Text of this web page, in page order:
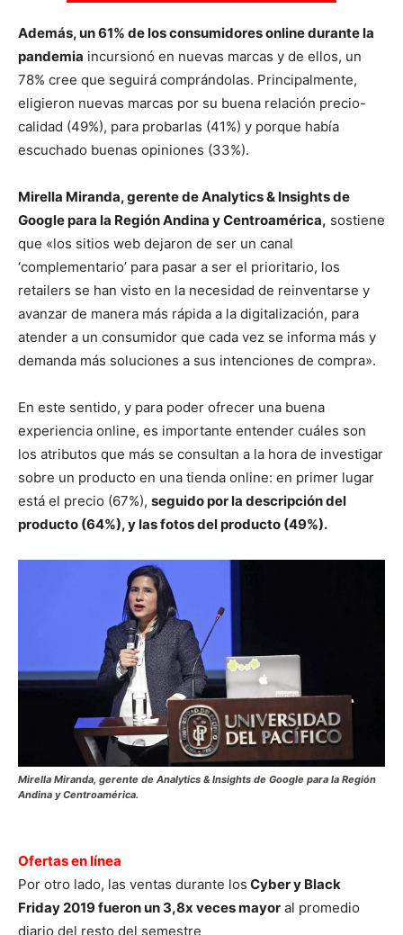
Además, un 61% de los consumidores online durante la
pandemia incursionó en nuevas marcas y de ellos, un
78% cree que seguirá comprándolas. Principalmente,
eligieron nuevas marcas por su buena relación precio-
calidad (49%), para probarlas (41%) y porque había
escuchado buenas opiniones (33%).
Mirella Miranda, gerente de Analytics & Insights de
Google para la Región Andina y Centroamérica, sostiene
que «los sitios web dejaron de ser un canal
‘complementario’ para pasar a ser el prioritario, los
retailers se han visto en la necesidad de reinventarse y
avanzar de manera más rápida a la digitalización, para
atender a un consumidor que cada vez se informa más y
demanda más soluciones a sus intenciones de compra».
En este sentido, y para poder ofrecer una buena
experiencia online, es importante entender cuáles son
los atributos que más se consultan a la hora de investigar
sobre un producto en una tienda online: en primer lugar
está el precio (67%), seguido por la descripción del
producto (64%), y las fotos del producto (49%).
Mirella Miranda, gerente de Analytics & Insights de Google para la Región
Andina y Centroamérica.
Ofertas en línea
Por otro lado, las ventas durante los Cyber y Black
Friday 2019 fueron un 3,8x veces mayor al promedio
diario del resto del semestre